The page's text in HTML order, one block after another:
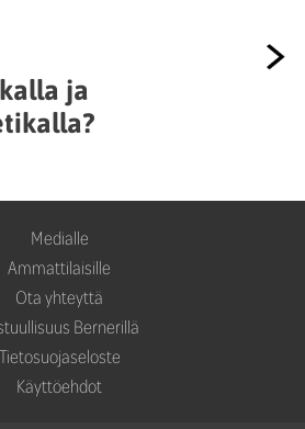
ja
Medialle
Ammattilaisille
Ota yhteyttä
Bernerillä
Tietosuojaseloste
Käyttöehdot